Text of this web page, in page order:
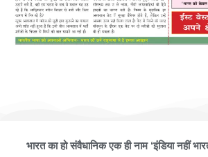
भारत का हो संवैधानिक एक ही नाम ‘इंडिया नहीं